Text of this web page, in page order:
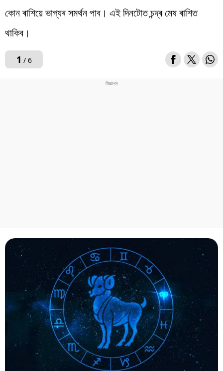
কোন ৰাশিয়ে ভাগ্যৰ সমৰ্থন পাব। এই দিনটোত চন্দ্ৰ মেষ ৰাশিত
থাকিব।
1 / 6